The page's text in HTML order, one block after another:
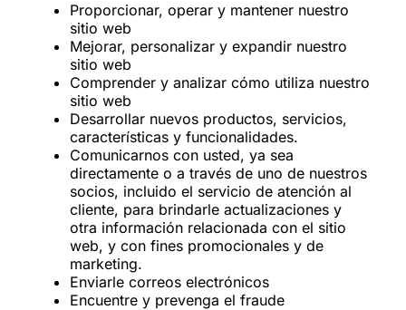
Proporcionar, operar y mantener nuestro
sitio web
Mejorar, personalizar y expandir nuestro
sitio web
Comprender y analizar cómo utiliza nuestro
sitio web
Desarrollar nuevos productos, servicios,
características y funcionalidades.
Comunicarnos con usted, ya sea
directamente o a través de uno de nuestros
socios, incluido el servicio de atención al
cliente, para brindarle actualizaciones y
otra información relacionada con el sitio
web, y con fines promocionales y de
marketing.
Enviarle correos electrónicos
Encuentre y prevenga el fraude